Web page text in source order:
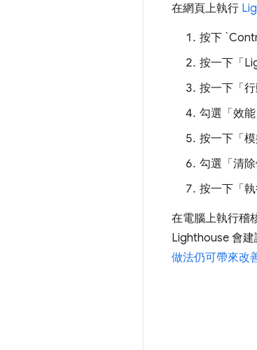
在網頁上執行
按下
按一下「
按一下「行
勾選「效能
按一下「模
勾選「清除
按一下「執
在電腦上執行稽
Lighthouse 會建
做法仍可帶來改